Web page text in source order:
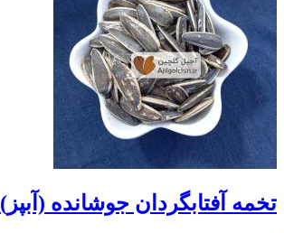
تخمه آفتابگردان جوشانده (آبپز)